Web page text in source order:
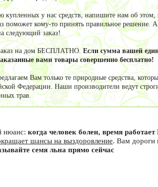
купленных у нас средств, напишите нам об этом,
кому-то принять правильное решение. А
следующий заказ!
заказ на дом БЕСПЛАТНО. Если сумма вашей
вами товары совершенно бесплатно!
Вам только те природные средства,
Федерации. Наши производители ведут
трав.
нюанс: когда человек болен, время
шансы на выздоровление. Вам дороги
семя льна прямо сейчас